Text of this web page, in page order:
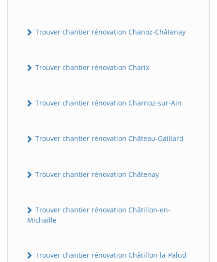
Trouver chantier rénovation Chanoz-Châtenay
Trouver chantier rénovation Charix
Trouver chantier rénovation Charnoz-sur-Ain
Trouver chantier rénovation Château-Gaillard
Trouver chantier rénovation Châtenay
Trouver chantier rénovation Châtillon-en-
Michaille
Trouver chantier rénovation Châtillon-la-Palud